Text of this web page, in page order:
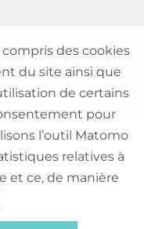
des cookies
du site ainsi que
de certains
pour
l’outil Matomo
relatives à
et ce, de manière